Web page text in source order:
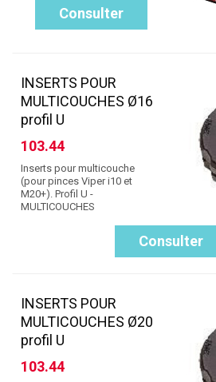
Consulter
INSERTS POUR
MULTICOUCHES Ø16
profil U
103.44
Inserts pour multicouche
(pour pinces Viper i10 et
M20+). Profil U -
MULTICOUCHES
Consulter
INSERTS POUR
MULTICOUCHES Ø20
profil U
103.44